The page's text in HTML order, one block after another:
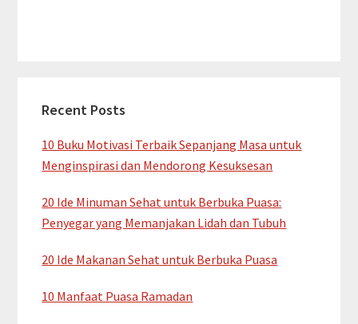
Recent Posts
10 Buku Motivasi Terbaik Sepanjang Masa untuk
Menginspirasi dan Mendorong Kesuksesan
20 Ide Minuman Sehat untuk Berbuka Puasa:
Penyegar yang Memanjakan Lidah dan Tubuh
20 Ide Makanan Sehat untuk Berbuka Puasa
10 Manfaat Puasa Ramadan